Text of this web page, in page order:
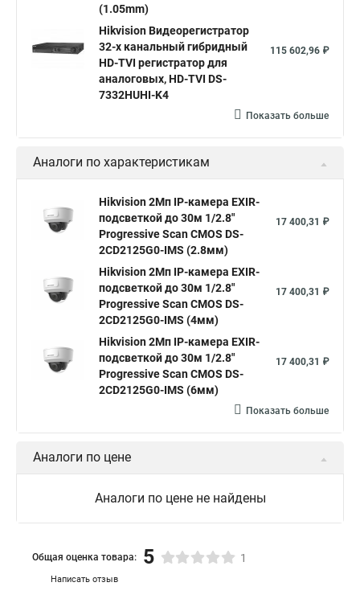
Hikvision 2cd2142fwd
Hikvision ds 2cd1148 hikvision ds 2cd1148 i b
hikvision ds 2cd2042wd i Видеокамера hikvision
Видеокамеры hikvision ds
Камера Hikvision ds 2ce16d8t
Видеокамера hikvision hiwatch
Камера Hikvision ds 2cd2442fwd
Уличная камера Hikvision ip camera
Hikvision поворотная камера Hikvision купольная
Нikvision микрофон Hikvision поворотная
Hikvision порты
(1.05mm)
Hikvision Видеорегистратор
32-х канальный гибридный
HD-TVI регистратор для
аналоговых, HD-TVI DS-
7332HUHI-K4
115 602,96 ₽
Показать больше
Аналоги по характеристикам
Hikvision 2Мп IP-камера EXIR-
подсветкой до 30м 1/2.8"
Progressive Scan CMOS DS-
2CD2125G0-IMS (2.8мм)
17 400,31 ₽
Hikvision 2Мп IP-камера EXIR-
подсветкой до 30м 1/2.8"
Progressive Scan CMOS DS-
2CD2125G0-IMS (4мм)
17 400,31 ₽
Hikvision 2Мп IP-камера EXIR-
подсветкой до 30м 1/2.8"
Progressive Scan CMOS DS-
2CD2125G0-IMS (6мм)
17 400,31 ₽
Показать больше
Аналоги по цене
Аналоги по цене не найдены
Написать отзыв
Общая оценка товара: 5 1